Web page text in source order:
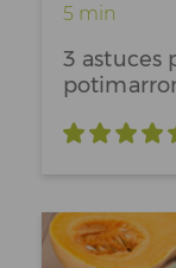
5 min
3 astuces